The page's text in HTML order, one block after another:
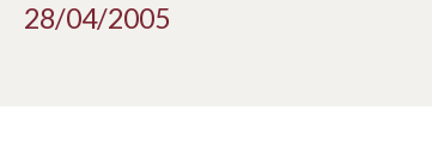
28/04/2005